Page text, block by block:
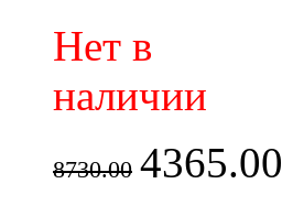
Нет в
наличии
8730.00 4365.00